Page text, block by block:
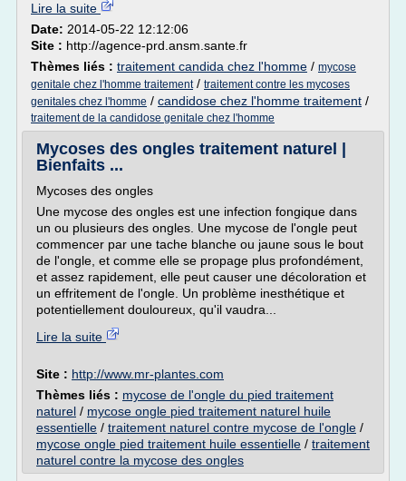
Lire la suite
Date: 2014-05-22 12:12:06
Site : http://agence-prd.ansm.sante.fr
Thèmes liés : traitement candida chez l'homme / mycose
genitale chez l'homme traitement/ traitement contre les mycoses
genitales chez l'homme / candidose chez l'homme traitement /
traitement de la candidose genitale chez l'homme
Mycoses des ongles traitement naturel |
Bienfaits ...
Mycoses des ongles
Une mycose des ongles est une infection fongique dans
un ou plusieurs des ongles. Une mycose de l'ongle peut
commencer par une tache blanche ou jaune sous le bout
de l'ongle, et comme elle se propage plus profondément,
et assez rapidement, elle peut causer une décoloration et
un effritement de l'ongle. Un problème inesthétique et
potentiellement douloureux, qu'il vaudra...
Lire la suite
Site : http://www.mr-plantes.com
Thèmes liés : mycose de l'ongle du pied traitement
naturel / mycose ongle pied traitement naturel huile
essentielle / traitement naturel contre mycose de l'ongle /
mycose ongle pied traitement huile essentielle / traitement
naturel contre la mycose des ongles